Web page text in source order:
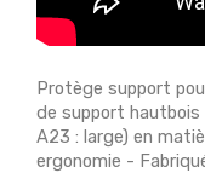
Protège support
de support
A23 : large) en
ergonomie -